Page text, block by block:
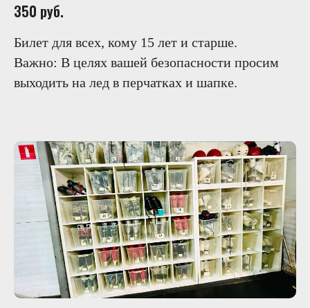
350 руб.
Билет для всех, кому 15 лет и старше.
Важно: В целях вашей безопасности просим
выходить на лед в перчатках и шапке.